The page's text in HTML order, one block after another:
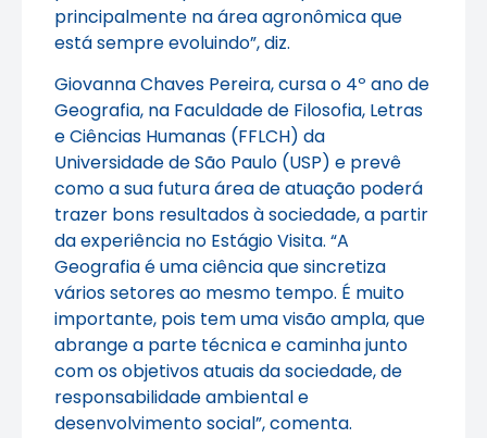
principalmente na área agronômica que
está sempre evoluindo”, diz.
Giovanna Chaves Pereira, cursa o 4º ano de
Geografia, na Faculdade de Filosofia, Letras
e Ciências Humanas (FFLCH) da
Universidade de São Paulo (USP) e prevê
como a sua futura área de atuação poderá
trazer bons resultados à sociedade, a partir
da experiência no Estágio Visita. “A
Geografia é uma ciência que sincretiza
vários setores ao mesmo tempo. É muito
importante, pois tem uma visão ampla, que
abrange a parte técnica e caminha junto
com os objetivos atuais da sociedade, de
responsabilidade ambiental e
desenvolvimento social”, comenta.